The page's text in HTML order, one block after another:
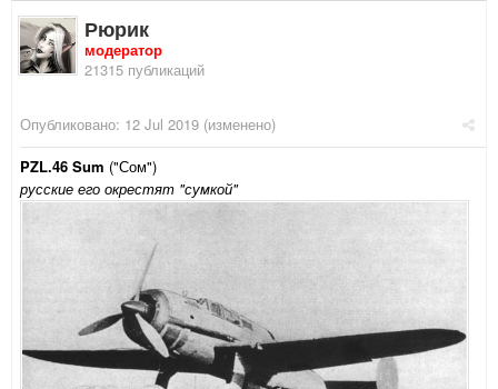
Рюрик
модератор
21315 публикаций
Опубликовано: 12 Jul 2019 (изменено)
PZL.46 Sum ("Сом")
русские его окрестят "сумкой"